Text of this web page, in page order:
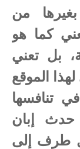
بغيرها من
كما هو
بل تعني
الموقع
تنافسها
حدث إبان
طرف إلى